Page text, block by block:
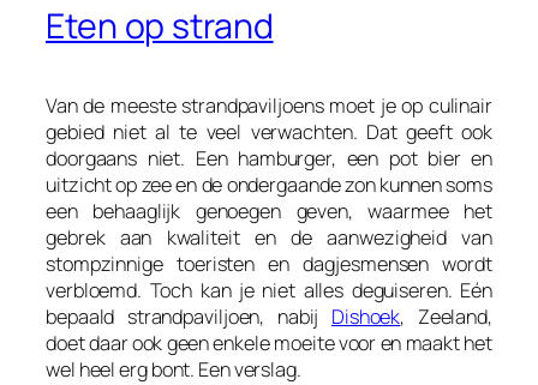
Eten op strand
Van de meeste strandpaviljoens moet je op culinair
gebied niet al te veel verwachten. Dat geeft ook
doorgaans niet. Een hamburger, een pot bier en
uitzicht op zee en de ondergaande zon kunnen soms
een behaaglijk genoegen geven, waarmee het
gebrek aan kwaliteit en de aanwezigheid van
stompzinnige toeristen en dagjesmensen wordt
verbloemd. Toch kan je niet alles deguiseren. Eén
bepaald strandpaviljoen, nabij Dishoek, Zeeland,
doet daar ook geen enkele moeite voor en maakt het
wel heel erg bont. Een verslag.